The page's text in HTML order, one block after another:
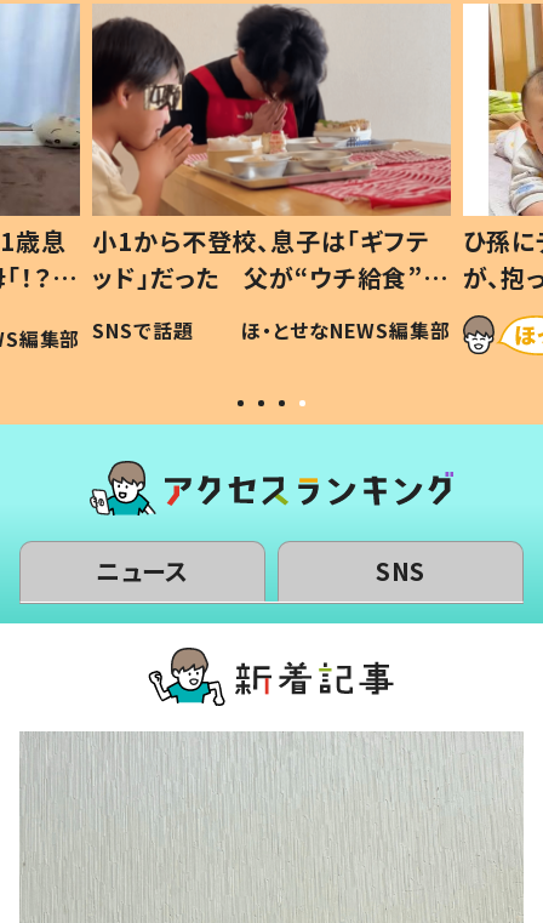
歳息
？」
編集部
小1から不登校、息子は「ギフテ
ッド」だった 父が“ウチ給食”を
作り続ける理由とは #令和の親
#令和の子
SNSで話題 ほ・とせなNEWS編集部
ひ孫
が、
「涙が
い」
ニュース SNS